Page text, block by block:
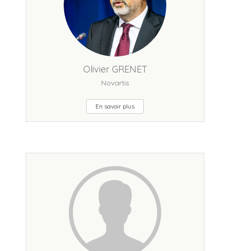
Olivier GRENET
Novartis
En savoir plus